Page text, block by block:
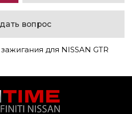
вопрос
для NISSAN GTR